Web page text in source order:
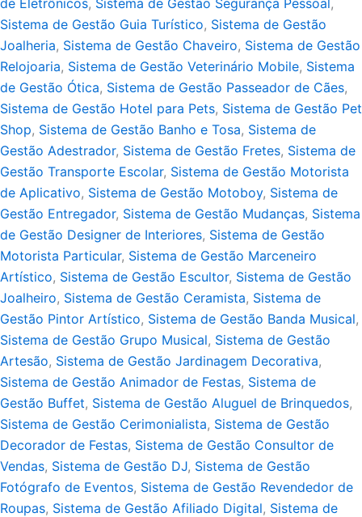
de Eletrônicos, Sistema de Gestão Segurança Pessoal,
Sistema de Gestão Guia Turístico, Sistema de Gestão
Joalheria, Sistema de Gestão Chaveiro, Sistema de Gestão
Relojoaria, Sistema de Gestão Veterinário Mobile, Sistema
de Gestão Ótica, Sistema de Gestão Passeador de Cães,
Sistema de Gestão Hotel para Pets, Sistema de Gestão Pet
Shop, Sistema de Gestão Banho e Tosa, Sistema de
Gestão Adestrador, Sistema de Gestão Fretes, Sistema de
Gestão Transporte Escolar, Sistema de Gestão Motorista
de Aplicativo, Sistema de Gestão Motoboy, Sistema de
Gestão Entregador, Sistema de Gestão Mudanças, Sistema
de Gestão Designer de Interiores, Sistema de Gestão
Motorista Particular, Sistema de Gestão Marceneiro
Artístico, Sistema de Gestão Escultor, Sistema de Gestão
Joalheiro, Sistema de Gestão Ceramista, Sistema de
Gestão Pintor Artístico, Sistema de Gestão Banda Musical,
Sistema de Gestão Grupo Musical, Sistema de Gestão
Artesão, Sistema de Gestão Jardinagem Decorativa,
Sistema de Gestão Animador de Festas, Sistema de
Gestão Buffet, Sistema de Gestão Aluguel de Brinquedos,
Sistema de Gestão Cerimonialista, Sistema de Gestão
Decorador de Festas, Sistema de Gestão Consultor de
Vendas, Sistema de Gestão DJ, Sistema de Gestão
Fotógrafo de Eventos, Sistema de Gestão Revendedor de
Roupas, Sistema de Gestão Afiliado Digital, Sistema de